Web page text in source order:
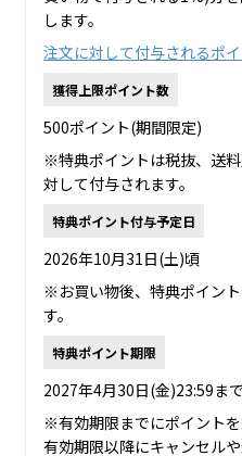
します。
注文に対して付与されるポ
獲得上限ポイント数
500ポイント(期間限定)
※特典ポイントは税抜、送
対して付与されます。
特典ポイント付与予定日
2026年10月31日(土)頃
※お買い物後、特典ポイン
す。
特典ポイント期限
2027年4月30日(金)23:59まで
※有効期限までにポイントを
有効期限以降にキャンセル